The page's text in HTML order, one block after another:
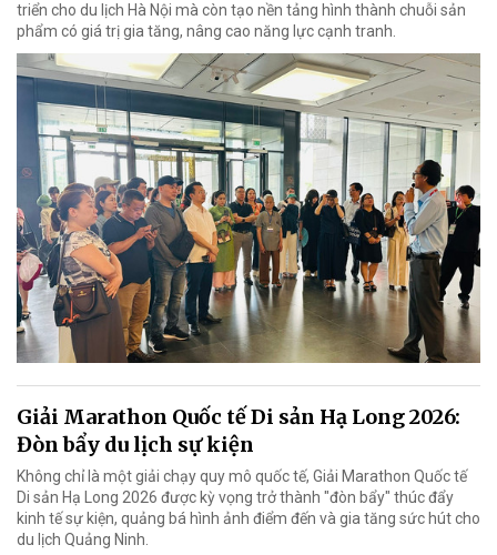
triển cho du lịch Hà Nội mà còn tạo nền tảng hình thành chuỗi sản
phẩm có giá trị gia tăng, nâng cao năng lực cạnh tranh.
Giải Marathon Quốc tế Di sản Hạ Long 2026:
Đòn bẩy du lịch sự kiện
Không chỉ là một giải chạy quy mô quốc tế, Giải Marathon Quốc tế
Di sản Hạ Long 2026 được kỳ vọng trở thành "đòn bẩy" thúc đẩy
kinh tế sự kiện, quảng bá hình ảnh điểm đến và gia tăng sức hút cho
du lịch Quảng Ninh.